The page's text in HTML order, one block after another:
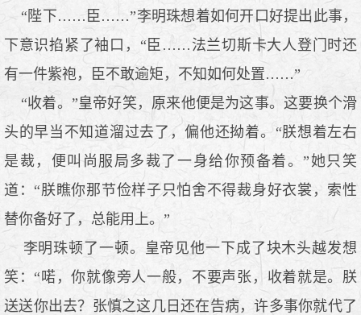
“陛下……臣……”李明珠想着如何开口好提出此事，
下意识掐紧了袖口，“臣……法兰切斯卡大人登门时还
有一件紫袍，臣不敢逾矩，不知如何处置……”
“收着。”皇帝好笑，原来他便是为这事。这要换个滑
头的早当不知道溜过去了，偏他还拗着。“朕想着左右
是裁，便叫尚服局多裁了一身给你预备着。”她只笑
道：“朕瞧你那节俭样子只怕舍不得裁身好衣裳，索性
替你备好了，总能用上。”
李明珠顿了一顿。皇帝见他一下成了块木头越发想
笑：“喏，你就像旁人一般，不要声张，收着就是。朕
送送你出去？张慎之这几日还在告病，许多事你就代了